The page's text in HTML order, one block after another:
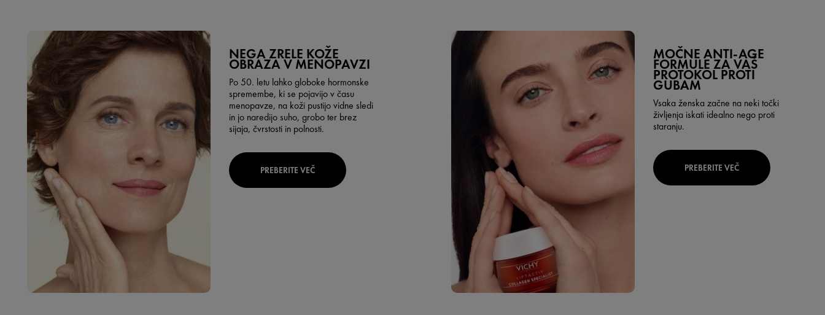
NEGA ZRELE KOŽE
OBRAZA V MENOPAVZI
Po 50. letu lahko globoke hormonske
spremembe, ki se pojavijo v času
menopavze, na koži pustijo vidne sledi
in jo naredijo suho, grobo ter brez
sijaja, čvrstosti in polnosti.
PREBERITE VEČ
MOČNE ANTI-AGE
FORMULE ZA VAŠ
PROTOKOL PROTI
GUBAM
Vsaka ženska začne na neki točki
življenja iskati idealno nego proti
staranju.
PREBERITE VEČ